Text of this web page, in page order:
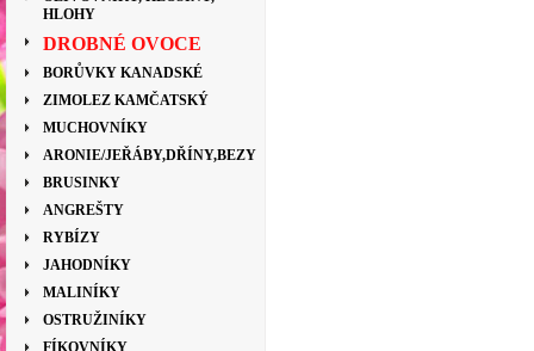
HLOHY
DROBNÉ OVOCE
BORŮVKY KANADSKÉ
ZIMOLEZ KAMČATSKÝ
MUCHOVNÍKY
ARONIE/JEŘÁBY,DŘÍNY,BEZY
BRUSINKY
ANGREŠTY
RYBÍZY
JAHODNÍKY
MALINÍKY
OSTRUŽINÍKY
FÍKOVNÍKY